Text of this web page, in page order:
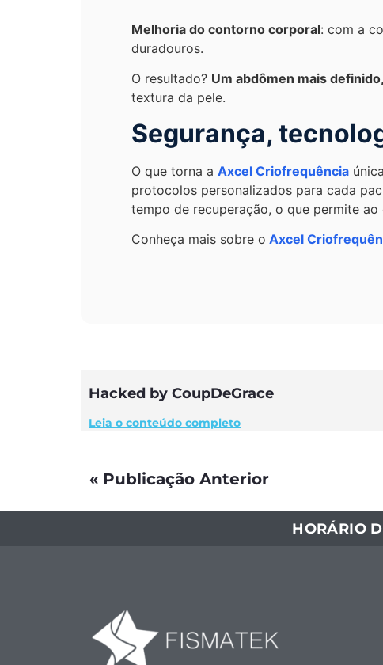
Melhoria do contorno corporal: com a
duradouros.
O resultado? Um abdômen mais
textura da pele.
Segurança,
O que torna a Axcel Criofrequência
protocolos personalizados para cada
tempo de recuperação, o que permite
Conheça mais sobre o Axcel
Hacked by CoupDeGrace
Leia o conteúdo completo
« Publicação Anterior
HORÁRIO